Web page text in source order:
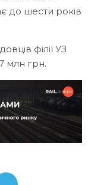
до шести років
філії УЗ
млн грн.